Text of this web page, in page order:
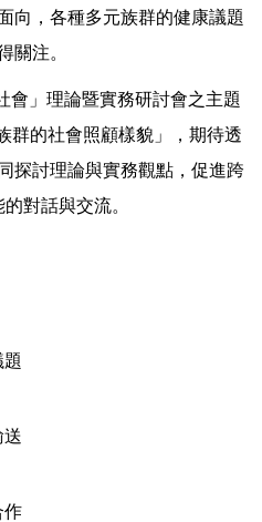
向，各種多元族群的健康議題
關注。
會」理論暨實務研討會之主題
群的社會照顧樣貌」，期待透
探討理論與實務觀點，促進跨
對話與交流。
送
作